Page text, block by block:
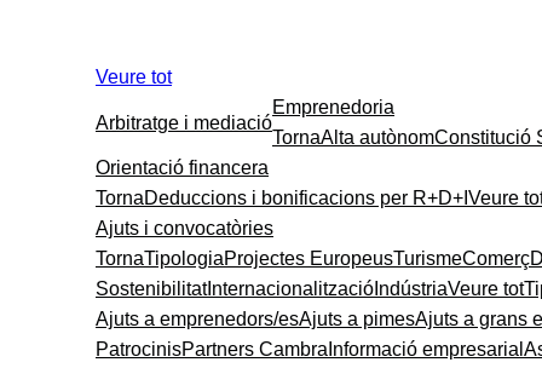
Veure tot
Arbitratge i mediació
Emprenedoria
TornaAlta autònomConstitució
Orientació financera
TornaDeduccions i bonificacions per R+D+I Veure
Ajuts i convocatòries
TornaTipologiaProjectes EuropeusTurismeComerç
SostenibilitatInternacionalització IndústriaVeure tot
Ajuts a emprenedors/esAjuts a pimesAjuts a grans
PatrocinisPartners Cambra Informació empresarial